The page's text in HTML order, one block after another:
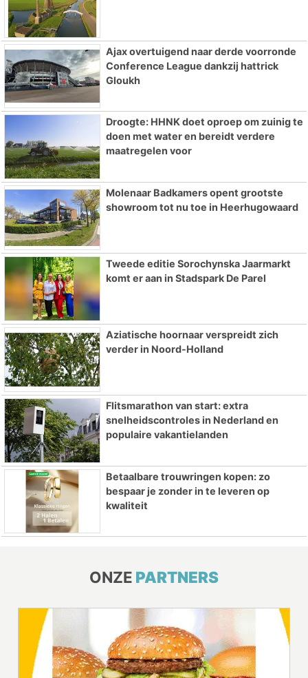
Ajax overtuigend naar derde voorronde
Conference League dankzij hattrick
Gloukh
Droogte: HHNK doet oproep om zuinig te
doen met water en bereidt verdere
maatregelen voor
Molenaar Badkamers opent grootste
showroom tot nu toe in Heerhugowaard
Tweede editie Sorochynska Jaarmarkt
komt er aan in Stadspark De Parel
Aziatische hoornaar verspreidt zich
verder in Noord-Holland
Flitsmarathon van start: extra
snelheidscontroles in Nederland en
populaire vakantielanden
Betaalbare trouwringen kopen: zo
bespaar je zonder in te leveren op
kwaliteit
ONZE PARTNERS